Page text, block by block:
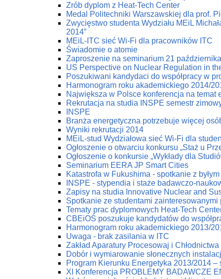
Zrób dyplom z Heat-Tech Center
Medal Politechniki Warszawskiej dla prof.
Zwycięstwo studenta Wydziału MEiL
2014”
MEiL-ITC sieć Wi-Fi dla pracowników ITC
Świadomie o atomie
Zaproszenie na seminarium 21 października
US Perspective on Nuclear Regulation in
Poszukiwani kandydaci do współpracy w
Harmonogram roku akademickiego 2014/
Największa w Polsce konferencja na temat
Rekrutacja na studia INSPE semestr
INSPE
Branża energetyczna potrzebuje więcej
Wyniki rekrutacji 2014
MEiL-stud Wydziałowa sieć Wi-Fi dla
Ogłoszenie o otwarciu konkursu „Staż u
Ogłoszenie o konkursie „Wykłady dla
Seminarium EERA JP Smart Cities
Katastrofa w Fukushima - spotkanie z
INSPE - stypendia i staże badawczo-
Zapisy na studia Innovative Nuclear and
Spotkanie ze studentami
Tematy prac dyplomowych Heat-Tech
CBEiOŚ poszukuje kandydatów do
Harmonogram roku akademickiego 2013/
Uwaga - brak zasilania w ITC
Zakład Aparatury Procesowaj i
Dobór i wymiarowanie słonecznych
Program Kierunku Energetyka 2013/2014
XI Konferencja PROBLEMY BADAWCZE